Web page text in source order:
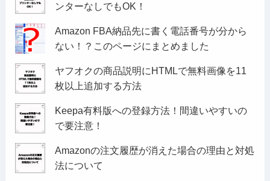
ンターなしでもOK！
Amazon FBA納品先に書く電話番号が分から
ない！？このページにまとめました
ヤフオクの商品説明にHTMLで無料画像を11
枚以上追加する方法
Keepa有料版への登録方法！間違いやすいの
で要注意！
Amazonの注文履歴が消えた場合の理由と対処
法について